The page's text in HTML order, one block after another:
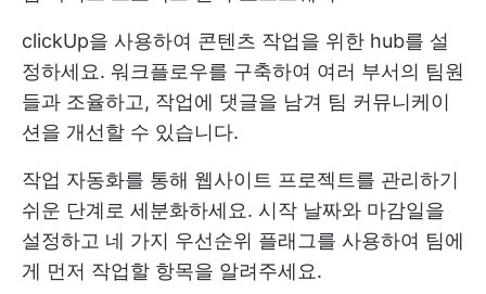
clickUp을 사용하여 콘텐츠 작업을 위한 hub를 설
정하세요. 워크플로우를 구축하여 여러 부서의 팀원
들과 조율하고, 작업에 댓글을 남겨 팀 커뮤니케이
션을 개선할 수 있습니다.
작업 자동화를 통해 웹사이트 프로젝트를 관리하기
쉬운 단계로 세분화하세요. 시작 날짜와 마감일을
설정하고 네 가지 우선순위 플래그를 사용하여 팀에
게 먼저 작업할 항목을 알려주세요.